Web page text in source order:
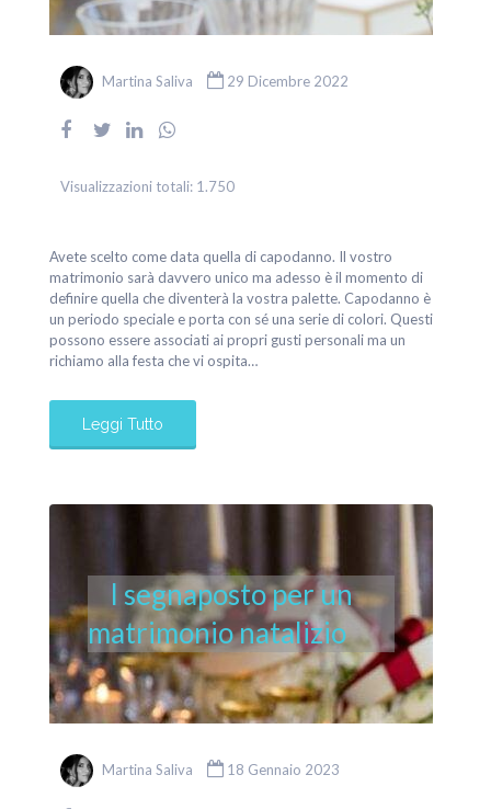
Martina Saliva 29 Dicembre 2022
Visualizzazioni totali: 1.750
Avete scelto come data quella di capodanno. Il vostro
matrimonio sarà davvero unico ma adesso è il momento di
definire quella che diventerà la vostra palette. Capodanno è
un periodo speciale e porta con sé una serie di colori. Questi
possono essere associati ai propri gusti personali ma un
richiamo alla festa che vi ospita…
Leggi Tutto
I segnaposto per un
matrimonio natalizio
Martina Saliva 18 Gennaio 2023